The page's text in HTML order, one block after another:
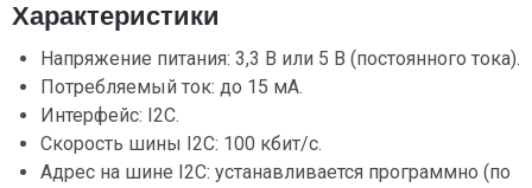
Характеристики
Напряжение питания: 3,3 В или 5 В (постоянного тока).
Потребляемый ток: до 15 мА.
Интерфейс: I2C.
Скорость шины I2C: 100 кбит/с.
Адрес на шине I2C: устанавливается программно (по